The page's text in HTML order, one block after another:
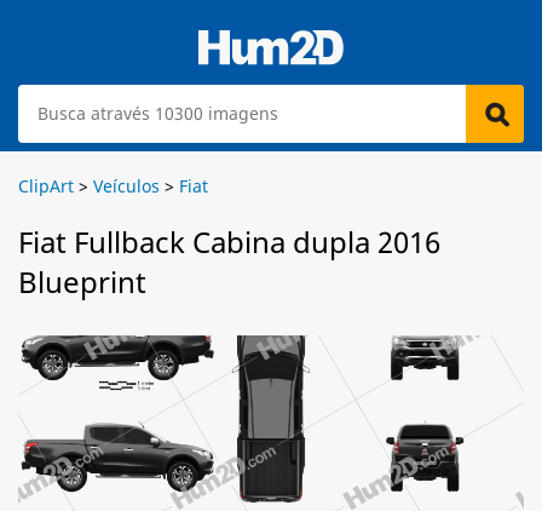
ClipArt > Veículos > Fiat
Fiat Fullback Cabina dupla 2016
Blueprint